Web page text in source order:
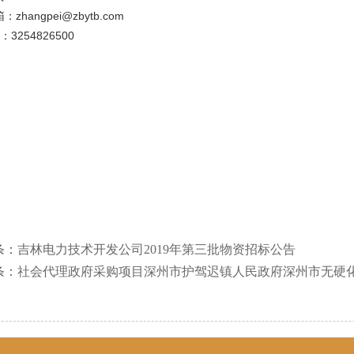
：zhangpei@zbytb.com
3254826500
： 吉林电力技术开发公司2019年第三批物资招标公告
社会代理政府采购项目深州市护驾迟镇人民政府深州市无